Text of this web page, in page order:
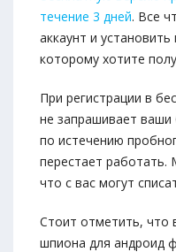
течение 3 дней. Все
аккаунт и
которому хотите
При регистрации в
не запрашивает ваши
по истечению
перестает
что с вас могут
Стоит отметить, что
шпиона для андроид